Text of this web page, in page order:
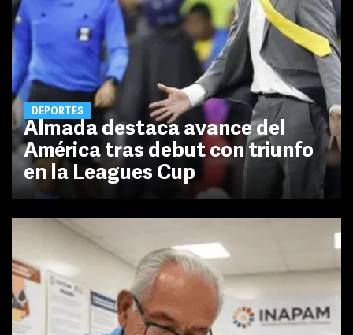
DEPORTES
Almada destaca avance del
América tras debut con triunfo
en la Leagues Cup